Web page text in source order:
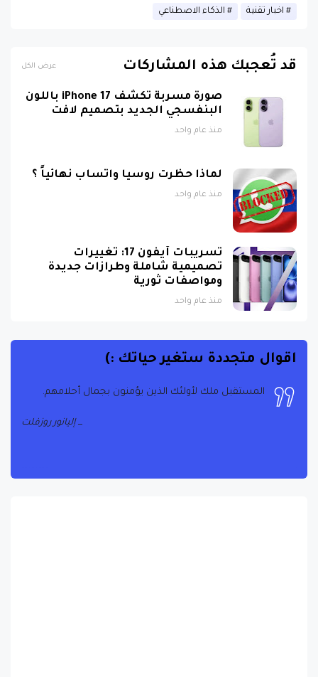
البنفسجي الجديد بتصميم لافت
منذ عام واحد
منذ عام واحد
تصميمية شاملة وطرازات جديدة
ومواصفات ثورية
منذ عام واحد
اقوال متجددة ستغير حياتك :)
إليانور روزفلت